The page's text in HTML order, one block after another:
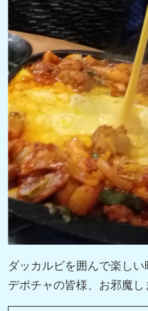
ダッカルビを囲んで楽し
デポチャの皆様、お邪魔し